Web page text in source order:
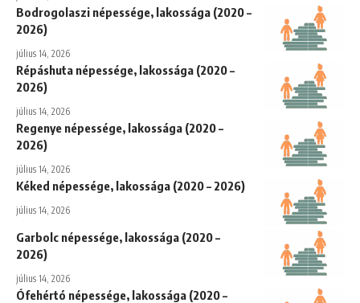
Bodrogolaszi népessége, lakossága (2020 –
2026)
július 14, 2026
Répáshuta népessége, lakossága (2020 –
2026)
július 14, 2026
Regenye népessége, lakossága (2020 –
2026)
július 14, 2026
Kéked népessége, lakossága (2020 – 2026)
július 14, 2026
Garbolc népessége, lakossága (2020 –
2026)
július 14, 2026
Ófehértó népessége, lakossága (2020 –